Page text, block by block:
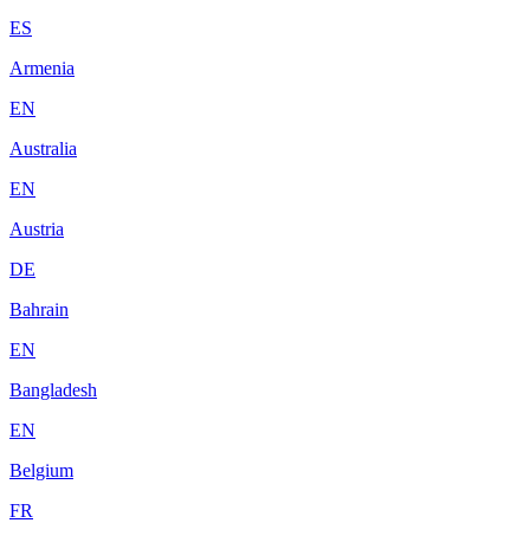
ES
Armenia
EN
Australia
EN
Austria
DE
Bahrain
EN
Bangladesh
EN
Belgium
FR